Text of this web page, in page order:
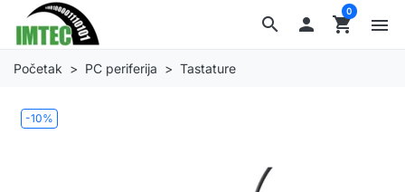
search  shopping_cart
0
menu
Početak PC periferija Tastature
-10%